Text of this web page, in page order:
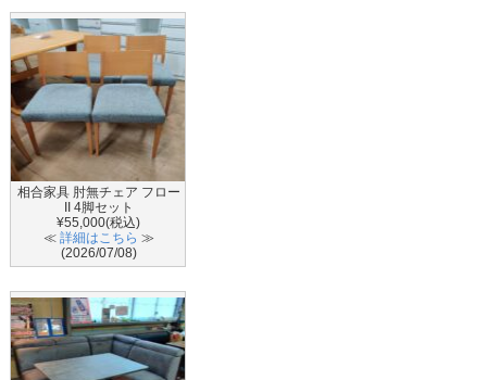
相合家具 肘無チェア フロー
II 4脚セット
¥55,000(税込)
≪ 詳細はこちら ≫
(2026/07/08)